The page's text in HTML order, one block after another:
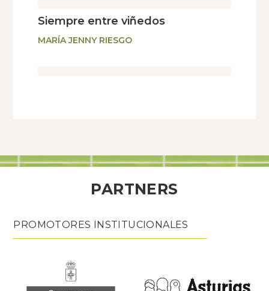
Siempre entre viñedos
MARÍA JENNY RIESGO
PARTNERS
PROMOTORES INSTITUCIONALES